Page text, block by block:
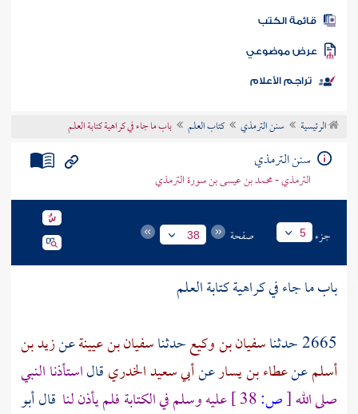
المكتبة
الكتب
موضوعي
تراجم الأعلام
الرئيسية سنن الترمذي كتاب العلم باب ما جاء في كراهية كتابة العلم
سنن الترمذي
الترمذي - محمد بن عيسى بن سورة الترمذي
جزء 5 صفحة 38
باب ما جاء في كراهية كتابة العلم
2665 حدثنا
سفيان بن وكيعحدثناسفيان بن عيينةعنزيد بن
أسلمعنعطاء بن يسارعنأبي سعيد الخدريقالاستأذنا النبي
صلى الله[ص: عليه وسلم في الكتابة فلم يأذن لنا قال أبو